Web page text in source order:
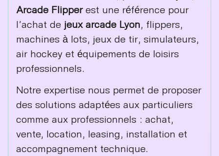
Arcade Flipperest une référence pour
l’achat de jeux arcade Lyon , flippers,
machines à lots, jeux de tir, simulateurs,
air hockey et équipements de loisirs
professionnels.
Notre expertise nous permet de proposer
des solutions adaptées aux particuliers
comme aux professionnels : achat,
vente, location, leasing, installation et
accompagnement technique.